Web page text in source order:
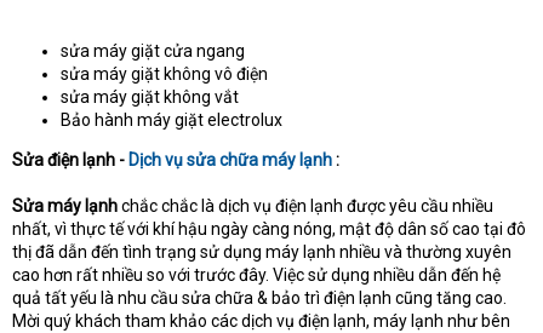
sửa máy giặt cửa ngang
sửa máy giặt không vô điện
sửa máy giặt không vắt
Bảo hành máy giặt electrolux
Sửa điện lạnh - Dịch vụ sửa chữa máy lạnh:
Sửa máy lạnhchắc chắc là dịch vụ điện lạnh được yêu cầu nhiều
nhất, vì thực tế với khí hậu ngày càng nóng, mật độ dân số cao tại đô
thị đã dẫn đến tình trạng sử dụng máy lạnh nhiều và thường xuyên
cao hơn rất nhiều so với trước đây. Việc sử dụng nhiều dẫn đến hệ
quả tất yếu là nhu cầu sửa chữa & bảo trì điện lạnh cũng tăng cao.
Mời quý khách tham khảo các dịch vụ điện lạnh, máy lạnh như bên